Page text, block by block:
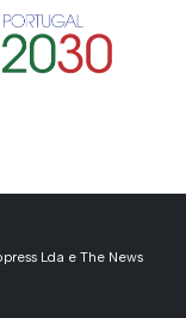
Lda e The News